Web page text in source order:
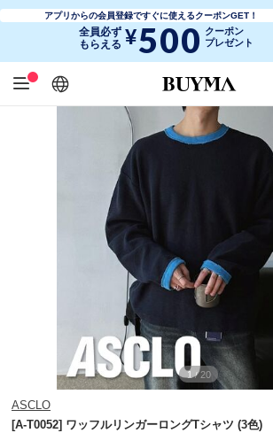
アプリからの会員登録ですぐに使えるクーポンGET！
全員必ず
もらえる ¥500 クーポン
プレゼント
日本語
English
简体中文
繁體中文
1 / 20
ASCLO
[A-T0052] ワッフルリンガーロングTシャツ (3色)